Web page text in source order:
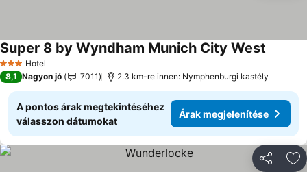
3 Kategória
Hotel
Super 8 by Wyndham Munich City West
8,1 Nagyon jó 7011 2.3 km-re innen: Nymphenburgi kastély
A pontos árak megtekintéséhez
válasszon dátumokat
Árak megjelenítése